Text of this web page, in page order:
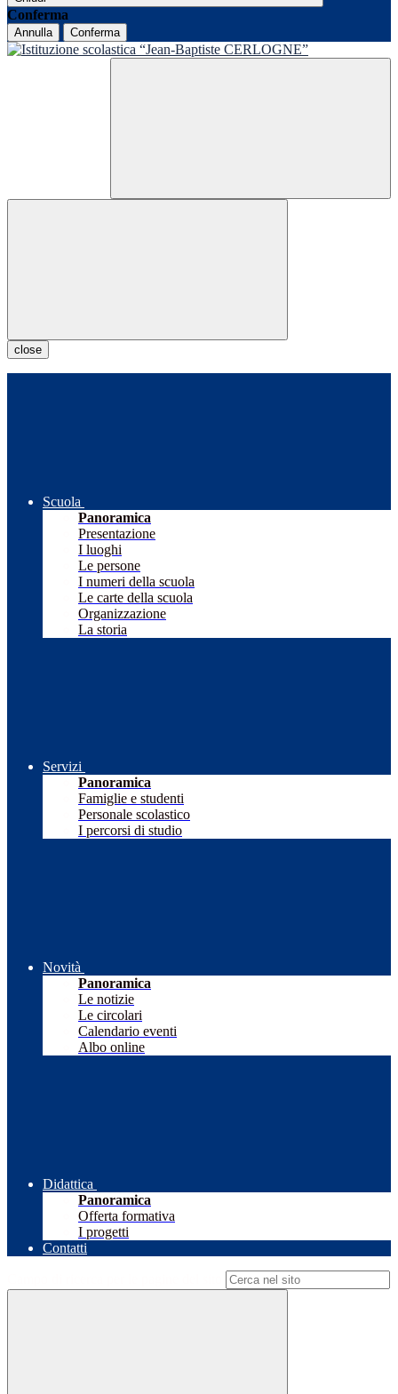
Conferma
Annulla Conferma
close
Scuola
Panoramica
Presentazione
I luoghi
Le persone
I numeri della scuola
Le carte della scuola
Organizzazione
La storia
Servizi
Panoramica
Famiglie e studenti
Personale scolastico
I percorsi di studio
Novità
Panoramica
Le notizie
Le circolari
Calendario eventi
Albo online
Didattica
Panoramica
Offerta formativa
I progetti
Contatti